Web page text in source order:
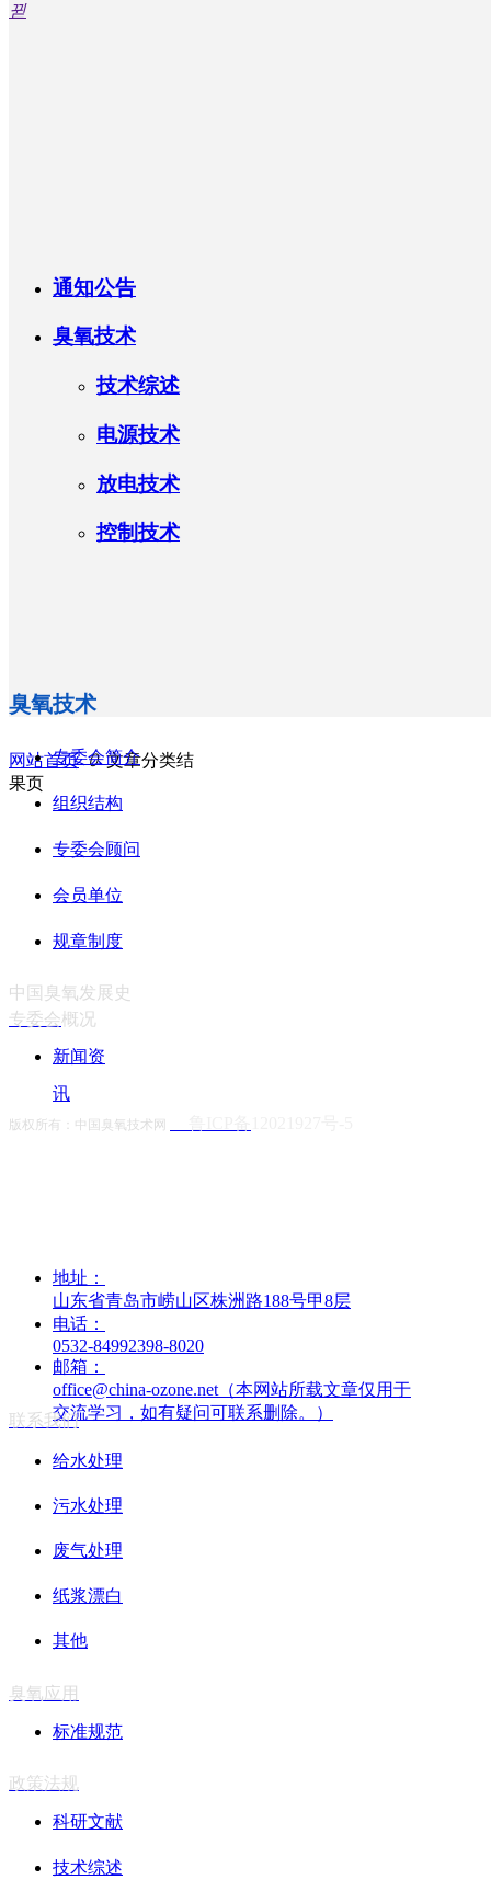
뀓
通知公告
臭氧技术
技术综述
电源技术
放电技术
控制技术
臭氧技术
网站首页 ꄲ 文章分类结
果页
专委会简介
组织结构
专委会顾问
会员单位
规章制度
中国臭氧发展史
专委会概况
新闻资
讯
地址：
山东省青岛市崂山区株洲路188号甲8层
电话：
0532-84992398-8020
邮箱：
office@china-ozone.net（本网站所载文章仅用于
交流学习，如有疑问可联系删除。）
联系我们
给水处理
污水处理
废气处理
纸浆漂白
其他
臭氧应用
标准规范
政策法规
科研文献
技术综述
版权所有：中国臭氧技术网